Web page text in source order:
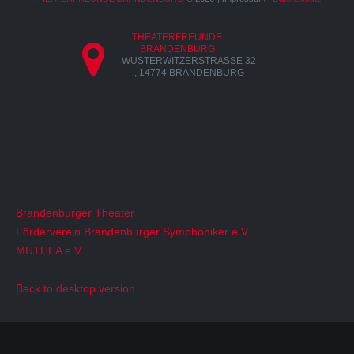
THEATERFREUNDE
BRANDENBURG
WUSTERWITZERSTRASSE 32 ,
14774 BRANDENBURG
Brandenburger Theater
Förderverein Brandenburger Symphoniker e.V.
MUTHEA e.V.
Back to desktop version